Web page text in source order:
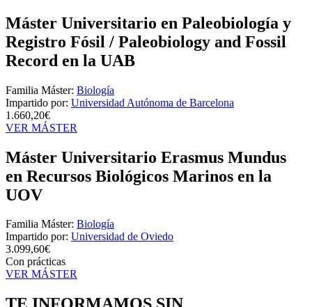
Máster Universitario en Paleobiología y
Registro Fósil / Paleobiology and Fossil
Record en la UAB
Familia Máster: Biología
Impartido por: Universidad Autónoma de Barcelona
1.660,20€
VER MÁSTER
Máster Universitario Erasmus Mundus
en Recursos Biológicos Marinos en la
UOV
Familia Máster: Biología
Impartido por: Universidad de Oviedo
3.099,60€
Con prácticas
VER MÁSTER